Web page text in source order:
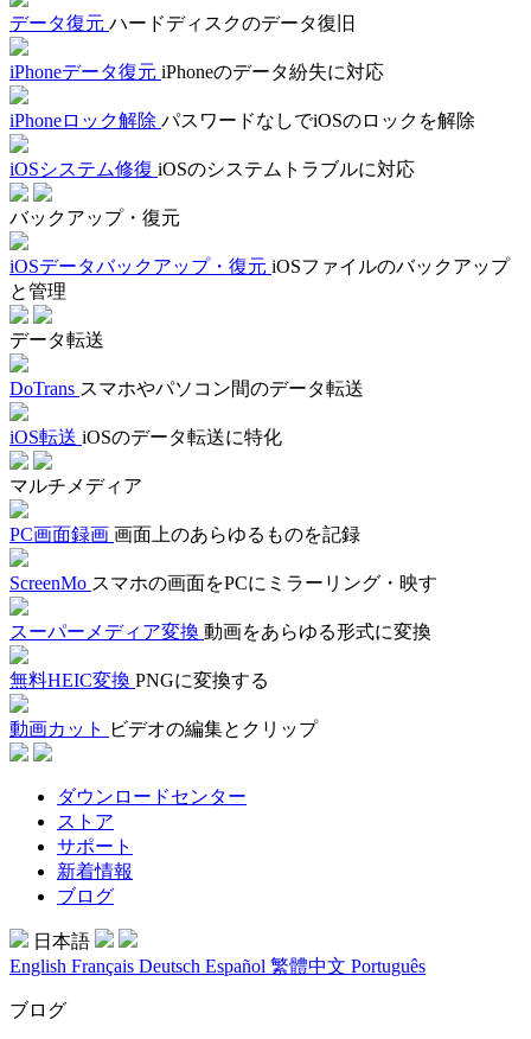
データ復元 ハードディスクのデータ復旧
iPhoneデータ復元 iPhoneのデータ紛失に対応
iPhoneロック解除 パスワードなしでiOSのロックを解除
iOSシステム修復 iOSのシステムトラブルに対応
バックアップ・復元
iOSデータバックアップ・復元 iOSファイルのバックアップ
と管理
データ転送
DoTrans スマホやパソコン間のデータ転送
iOS転送 iOSのデータ転送に特化
マルチメディア
PC画面録画 画面上のあらゆるものを記録
ScreenMo スマホの画面をPCにミラーリング・映す
スーパーメディア変換 動画をあらゆる形式に変換
無料HEIC変換 PNGに変換する
動画カット ビデオの編集とクリップ
ダウンロードセンター
ストア
サポート
新着情報
ブログ
日本語
English Français Deutsch Español 繁體中文 Português
ブログ